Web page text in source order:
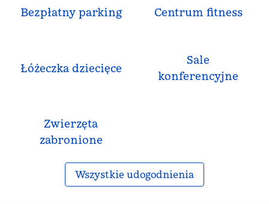
Bezpłatny parking Centrum fitness
Łóżeczka dziecięce
Sale
konferencyjne
Zwierzęta
zabronione
Wszystkie udogodnienia